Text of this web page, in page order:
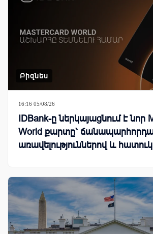
Բիզնես
16:16 05/08/26
IDBank-ը ներկայացնում է նոր
World քարտը՝
առավելություններով և